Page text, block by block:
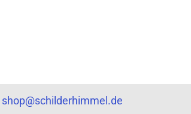
shop@schilderhimmel.de